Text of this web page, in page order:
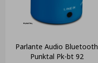
Parlante Audio Bluetooth
Punktal Pk-bt 92